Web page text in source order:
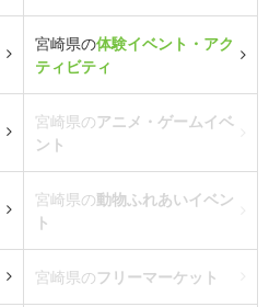
宮崎県の体験イベント・アク
ティビティ
宮崎県のアニメ・ゲームイベ
ント
宮崎県の動物ふれあいイベン
ト
宮崎県のフリーマーケット